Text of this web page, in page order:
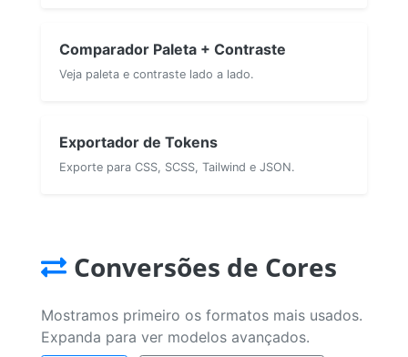
Comparador Paleta + Contraste
Veja paleta e contraste lado a lado.
Exportador de Tokens
Exporte para CSS, SCSS, Tailwind e JSON.
Conversões de Cores
Mostramos primeiro os formatos mais usados.
Expanda para ver modelos avançados.